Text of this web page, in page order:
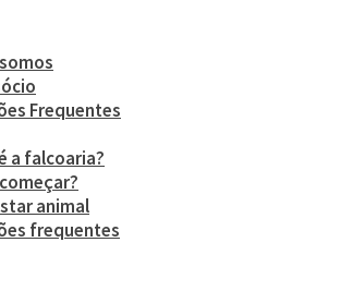
Frequentes
a falcoaria?
animal
frequentes